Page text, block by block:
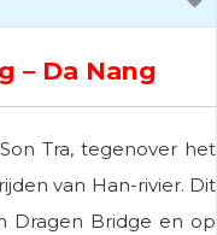
– Da Nang
Tra, tegenover het
van Han-rivier. Dit
Dragen Bridge en op